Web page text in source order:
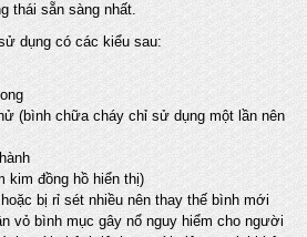
thái sẵn sàng nhất.
dụng có các kiểu sau:
(bình chữa cháy chỉ sử dụng một lần nên
kim đồng hồ hiển thị)
bị rỉ sét nhiều nên thay thế bình mới
vỏ bình mục gây nổ nguy hiểm cho người